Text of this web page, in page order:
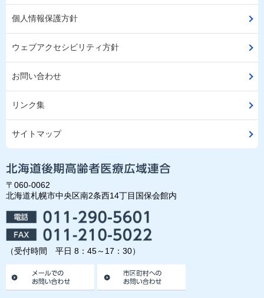
個人情報保護方針
ウェブアクセシビリティ方針
お問い合わせ
リンク集
サイトマップ
〒060-0062
北海道札幌市中央区南2条西14丁目国保会館内
（受付時間 平日 8：45～17：30）